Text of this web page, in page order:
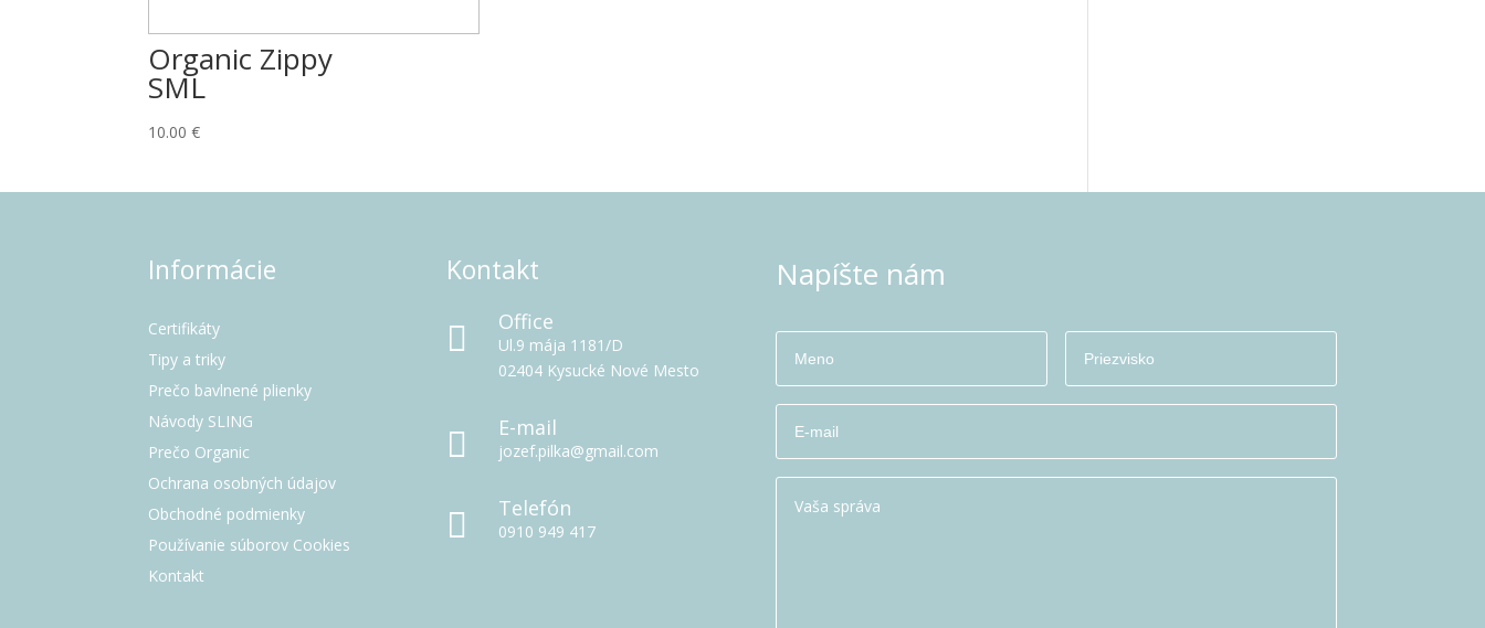
Organic Zippy
SML
10.00 €
Informácie
Certifikáty
Tipy a triky
Prečo bavlnené plienky
Návody SLING
Prečo Organic
Ochrana osobných údajov
Obchodné podmienky
Používanie súborov Cookies
Kontakt
Kontakt
 Office
Ul.9 mája 1181/D
02404 Kysucké Nové Mesto
 E-mail
jozef.pilka@gmail.com
 Telefón
0910 949 417
Napíšte nám